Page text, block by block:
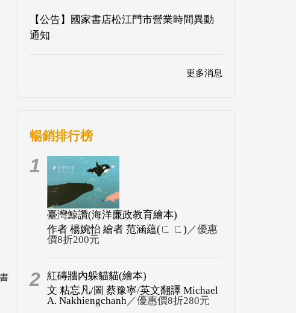
【公告】國家書店松江門市營業時間異動
通知
更多消息
暢銷排行榜
1
臺灣鯨讚(海洋廉政教育繪本)
作者 楊婉怡 繪者 范涵蘊(ㄈ ㄈ) ／優惠
價8折200元
2 紅磚牆內躲貓貓(繪本)
文 粘忘凡/圖 蔡豫寧/英文翻譯 Michael
A. Nakhiengchanh／優惠價8折280元